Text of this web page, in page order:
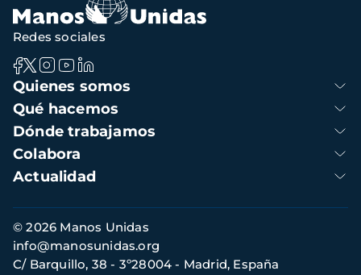
Navegación
principal
Quienes somos
Qué hacemos
Dónde trabajamos
Colabora
Actualidad
Redes sociales
Información
de
contacto
© 2026 Manos Unidas
C/ Barquillo, 38 - 3º28004 - Madrid, España
info@manosunidas.org